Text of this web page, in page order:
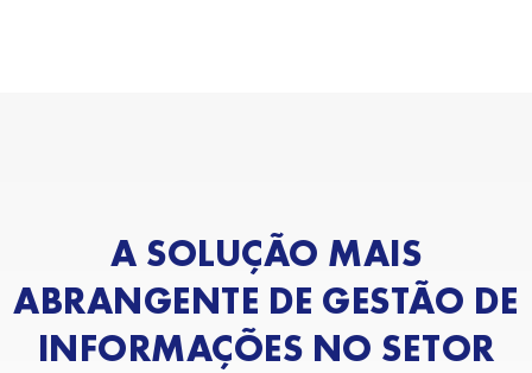
A SOLUÇÃO MAIS
ABRANGENTE DE GESTÃO DE
INFORMAÇÕES NO SETOR